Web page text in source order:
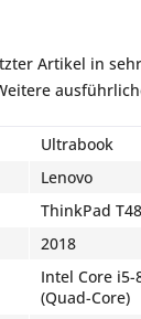
Artikel in
Ultrabook
Lenovo
ThinkPad
2018
Intel Core i5-
(Quad-Core)